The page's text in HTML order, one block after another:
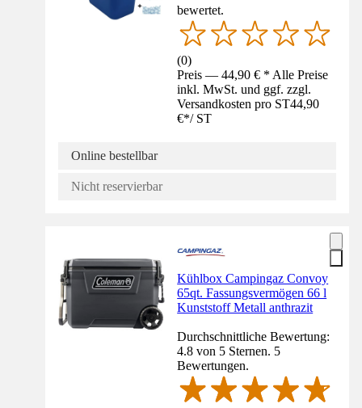
bewertet.
(0)
Preis — 44,90 € * Alle Preise
inkl. MwSt. und ggf. zzgl.
Versandkosten pro ST44,90
€*/ ST
Online bestellbar
Nicht reservierbar
Kühlbox Campingaz Convoy
65qt. Fassungsvermögen 66 l
Kunststoff Metall anthrazit
Durchschnittliche Bewertung:
4.8 von 5 Sternen. 5
Bewertungen.